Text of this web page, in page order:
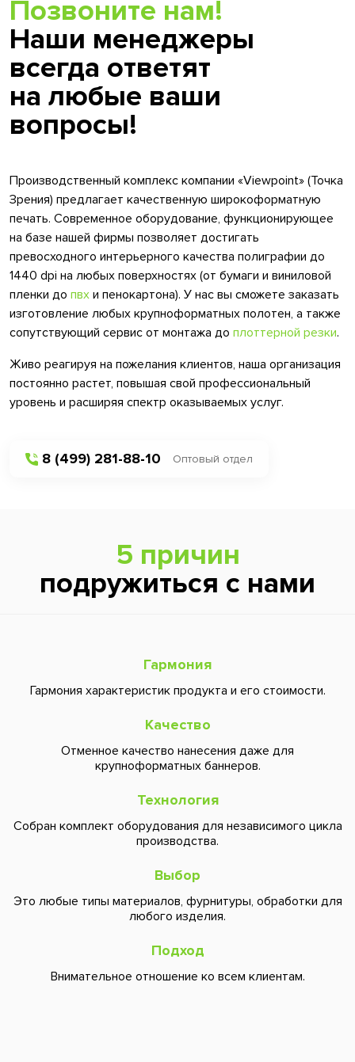
Позвоните нам!
Наши менеджеры
всегда ответят
на любые ваши
вопросы!
Производственный комплекс компании «Viewpoint» (Точка
Зрения) предлагает качественную широкоформатную
печать. Современное оборудование, функционирующее
на базе нашей фирмы позволяет достигать
превосходного интерьерного качества полиграфии до
1440 dpi на любых поверхностях (от бумаги и виниловой
пленки до пвх и пенокартона). У нас вы сможете заказать
изготовление любых крупноформатных полотен, а также
сопутствующий сервис от монтажа до плоттерной резки.
Живо реагируя на пожелания клиентов, наша организация
постоянно растет, повышая свой профессиональный
уровень и расширяя спектр оказываемых услуг.
8 (499) 281-88-10 Оптовый отдел
5 причин
подружиться с нами
Гармония
Гармония характеристик продукта и его стоимости.
Качество
Отменное качество нанесения даже для
крупноформатных баннеров.
Технология
Собран комплект оборудования для независимого цикла
производства.
Выбор
Это любые типы материалов, фурнитуры, обработки для
любого изделия.
Подход
Внимательное отношение ко всем клиентам.